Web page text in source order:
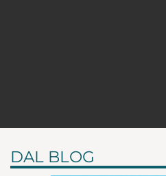
DAL BLOG